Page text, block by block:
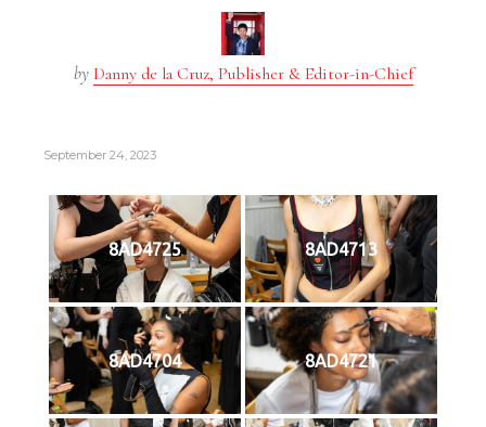
by Danny de la Cruz, Publisher & Editor-in-Chief
September 24, 2023
8AD4725 8AD4713
8AD4704 8AD4721